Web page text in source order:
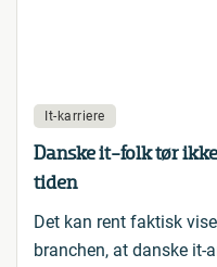
It-karriere
Danske it-folk tør
tiden
Det kan rent faktisk
branchen, at danske it-